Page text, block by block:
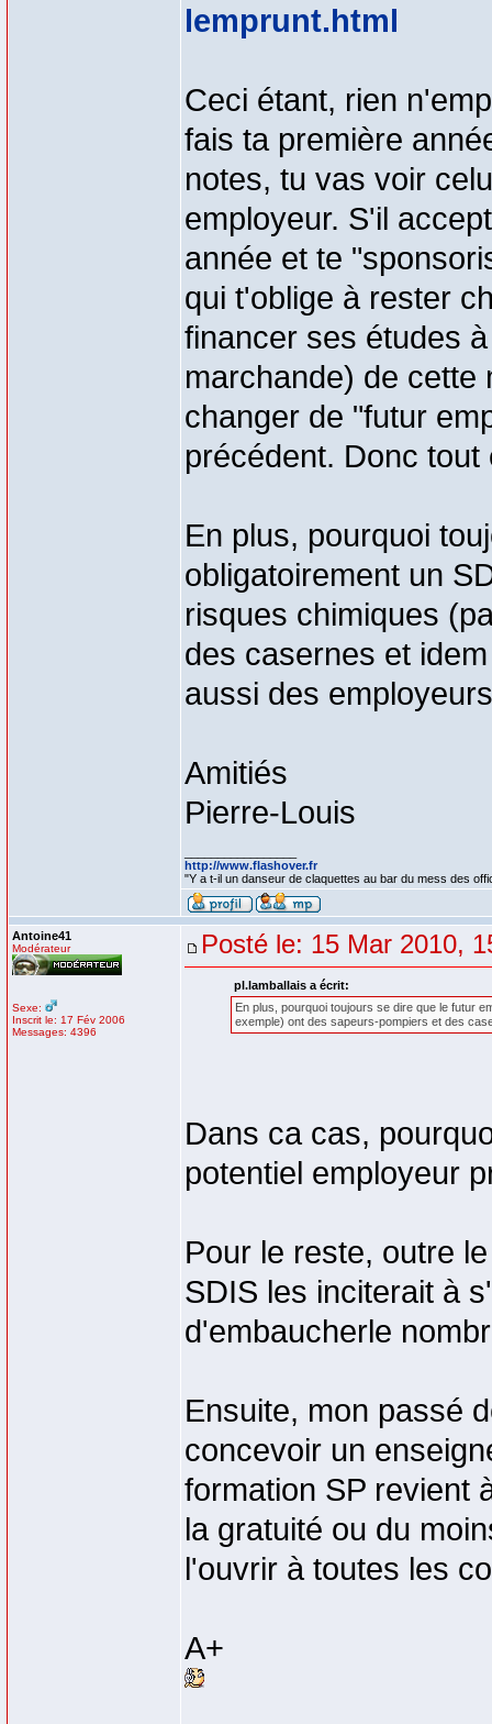
lemprunt.html
Ceci étant, rien
fais ta première
notes, tu vas voir
employeur. S'il
année et te
qui t'oblige à rester
financer ses études
marchande) de cette
changer de "futur
précédent. Donc tout
En plus, pourquoi
obligatoirement un
risques chimiques
des casernes et
aussi des
Amitiés
Pierre-Louis
http://www.flashover.fr
"Y a t-il un danseur de claquettes au bar du mess des
Antoine41
Modérateur
Sexe:
Inscrit le: 17 Fév 2006
Messages: 4396
Posté le: 15 Mar 2010,
pl.lamballais a écrit:
En plus, pourquoi toujours se dire que le futur
exemple) ont des sapeurs-pompiers et des
Dans ca cas,
potentiel employeur
Pour le reste, outre
SDIS les inciterait à
d'embaucherle
Ensuite, mon passé
concevoir un
formation SP revient
la gratuité ou du
l'ouvrir à toutes les
A+